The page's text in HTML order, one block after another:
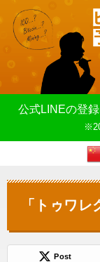
公式LINEの登
「トゥワ
Post